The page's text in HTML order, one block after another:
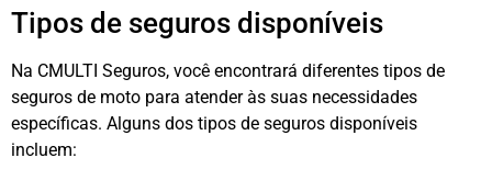
Tipos de seguros disponíveis
Na CMULTI Seguros, você encontrará diferentes tipos de
seguros de moto para atender às suas necessidades
específicas. Alguns dos tipos de seguros disponíveis
incluem: